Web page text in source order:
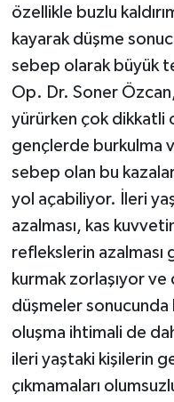
özellikle buzlu
kayarak düşme
sebep olarak büyük
Op. Dr. Soner
yürürken çok dikkatli
gençlerde burkulma
sebep olan bu
yol açabiliyor. İleri
azalması, kas
reflekslerin
kurmak zorlaşıyor ve
düşmeler sonucunda
oluşma ihtimali de
ileri yaştaki kişilerin
çıkmamaları